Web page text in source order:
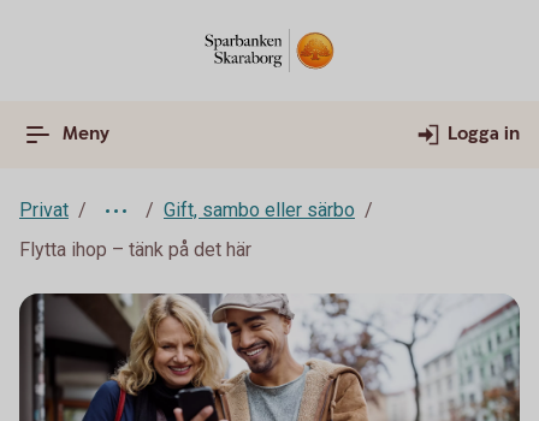
Meny Logga in
Privat
Gift, sambo eller särbo
Flytta ihop – tänk på det här